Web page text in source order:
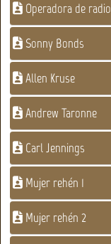
Operadora de radio
Sonny Bonds
Allen Kruse
Andrew Taronne
Carl Jennings
Mujer rehén 1
Mujer rehén 2